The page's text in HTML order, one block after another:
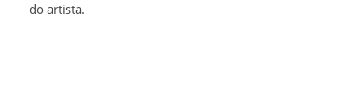
do artista.